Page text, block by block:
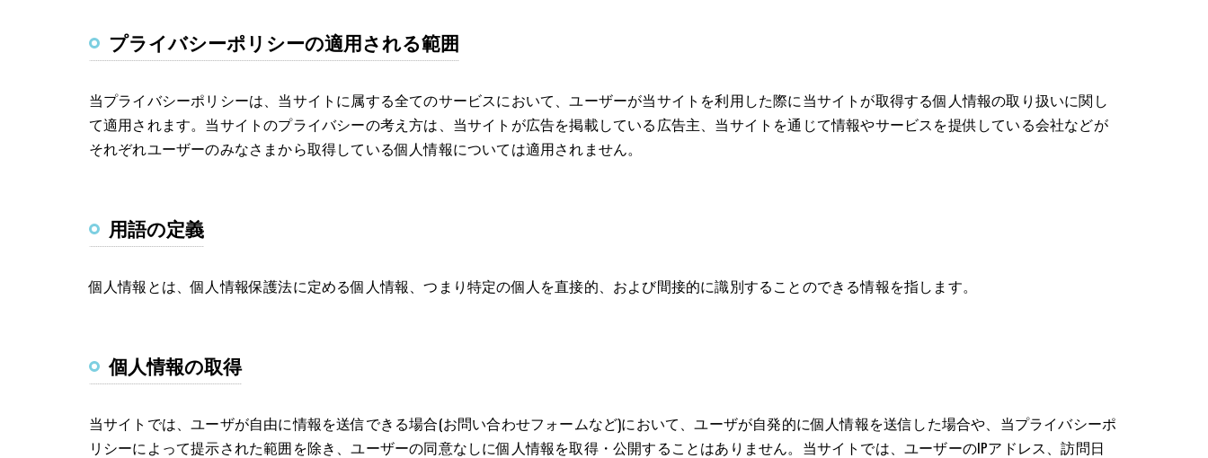
プライバシーポリシーの適用される範囲
当プライバシーポリシーは、当サイトに属する全てのサービスにおいて、ユーザーが当サイトを利用した際に当サイトが取得する個人情報の取り扱いに関し
て適用されます。当サイトのプライバシーの考え方は、当サイトが広告を掲載している広告主、当サイトを通じて情報やサービスを提供している会社などが
それぞれユーザーのみなさまから取得している個人情報については適用されません。
用語の定義
個人情報とは、個人情報保護法に定める個人情報、つまり特定の個人を直接的、および間接的に識別することのできる情報を指します。
個人情報の取得
当サイトでは、ユーザが自由に情報を送信できる場合(お問い合わせフォームなど)において、ユーザが自発的に個人情報を送信した場合や、当プライバシーポ
リシーによって提示された範囲を除き、ユーザーの同意なしに個人情報を取得・公開することはありません。当サイトでは、ユーザーのIPアドレス、訪問日